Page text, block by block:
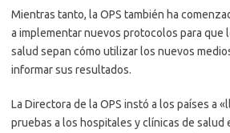
Mientras tanto, la OPS también ha
a implementar nuevos protocolos para que
salud sepan cómo utilizar los nuevos
informar sus resultados.
La Directora de la OPS instó a los países a
pruebas a los hospitales y clínicas de salud